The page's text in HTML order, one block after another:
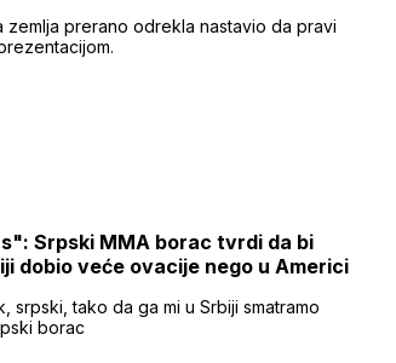
prerano odrekla nastavio da pravi
Srpski MMA borac tvrdi da bi
dobio veće ovacije nego u Americi
srpski, tako da ga mi u Srbiji smatramo
borac